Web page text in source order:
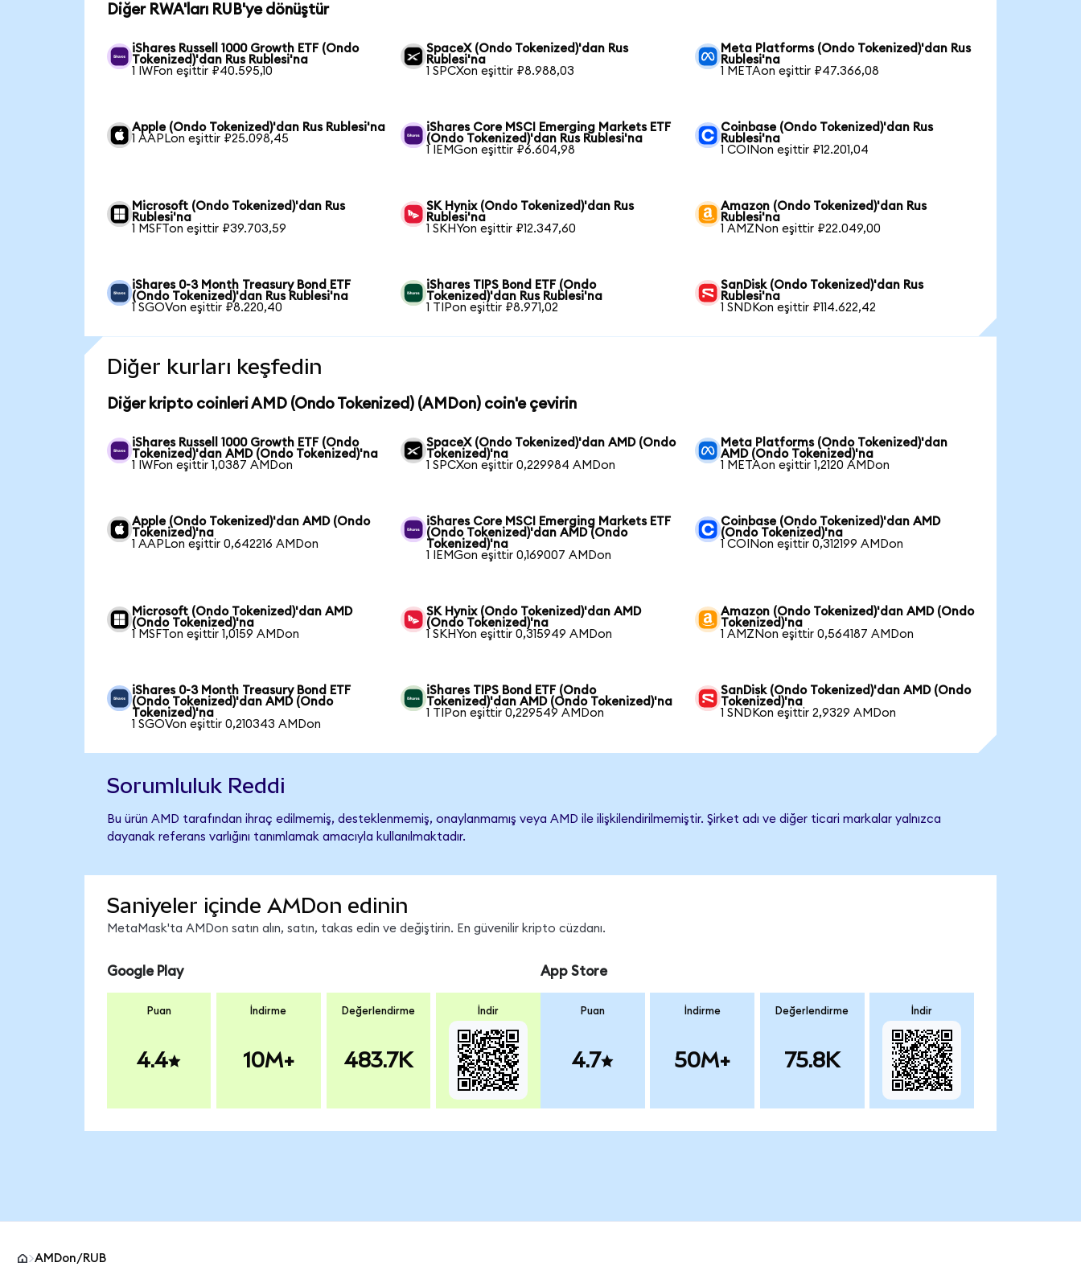
Diğer RWA'ları RUB'ye dönüştür
iShares Russell 1000 Growth ETF (Ondo
Tokenized)'dan Rus Rublesi'na
1 IWFon eşittir ₽40.595,10
SpaceX (Ondo Tokenized)'dan Rus
Rublesi'na
1 SPCXon eşittir ₽8.988,03
Meta Platforms (Ondo Tokenized)'dan Rus
Rublesi'na
1 METAon eşittir ₽47.366,08
Apple (Ondo Tokenized)'dan Rus Rublesi'na
1 AAPLon eşittir ₽25.098,45
iShares Core MSCI Emerging Markets ETF
(Ondo Tokenized)'dan Rus Rublesi'na
1 IEMGon eşittir ₽6.604,98
Coinbase (Ondo Tokenized)'dan Rus
Rublesi'na
1 COINon eşittir ₽12.201,04
Microsoft (Ondo Tokenized)'dan Rus
Rublesi'na
1 MSFTon eşittir ₽39.703,59
SK Hynix (Ondo Tokenized)'dan Rus
Rublesi'na
1 SKHYon eşittir ₽12.347,60
Amazon (Ondo Tokenized)'dan Rus
Rublesi'na
1 AMZNon eşittir ₽22.049,00
iShares 0-3 Month Treasury Bond ETF
(Ondo Tokenized)'dan Rus Rublesi'na
1 SGOVon eşittir ₽8.220,40
iShares TIPS Bond ETF (Ondo
Tokenized)'dan Rus Rublesi'na
1 TIPon eşittir ₽8.971,02
SanDisk (Ondo Tokenized)'dan Rus
Rublesi'na
1 SNDKon eşittir ₽114.622,42
Diğer kurları keşfedin
Diğer kripto coinleri AMD (Ondo Tokenized) (AMDon) coin'e çevirin
iShares Russell 1000 Growth ETF (Ondo
Tokenized)'dan AMD (Ondo Tokenized)'na
1 IWFon eşittir 1,0387 AMDon
SpaceX (Ondo Tokenized)'dan AMD (Ondo
Tokenized)'na
1 SPCXon eşittir 0,229984 AMDon
Meta Platforms (Ondo Tokenized)'dan
AMD (Ondo Tokenized)'na
1 METAon eşittir 1,2120 AMDon
Apple (Ondo Tokenized)'dan AMD (Ondo
Tokenized)'na
1 AAPLon eşittir 0,642216 AMDon
iShares Core MSCI Emerging Markets ETF
(Ondo Tokenized)'dan AMD (Ondo
Tokenized)'na
1 IEMGon eşittir 0,169007 AMDon
Coinbase (Ondo Tokenized)'dan AMD
(Ondo Tokenized)'na
1 COINon eşittir 0,312199 AMDon
Microsoft (Ondo Tokenized)'dan AMD
(Ondo Tokenized)'na
1 MSFTon eşittir 1,0159 AMDon
SK Hynix (Ondo Tokenized)'dan AMD
(Ondo Tokenized)'na
1 SKHYon eşittir 0,315949 AMDon
Amazon (Ondo Tokenized)'dan AMD (Ondo
Tokenized)'na
1 AMZNon eşittir 0,564187 AMDon
iShares 0-3 Month Treasury Bond ETF
(Ondo Tokenized)'dan AMD (Ondo
Tokenized)'na
1 SGOVon eşittir 0,210343 AMDon
iShares TIPS Bond ETF (Ondo
Tokenized)'dan AMD (Ondo Tokenized)'na
1 TIPon eşittir 0,229549 AMDon
SanDisk (Ondo Tokenized)'dan AMD (Ondo
Tokenized)'na
1 SNDKon eşittir 2,9329 AMDon
Sorumluluk Reddi
Bu ürün AMD tarafından ihraç edilmemiş, desteklenmemiş, onaylanmamış veya AMD ile ilişkilendirilmemiştir. Şirket adı ve diğer ticari markalar yalnızca
dayanak referans varlığını tanımlamak amacıyla kullanılmaktadır.
Saniyeler içinde AMDon edinin
MetaMask'ta AMDon satın alın, satın, takas edin ve değiştirin. En güvenilir kripto cüzdanı.
Google Play
Puan
4.4
İndirme
10M+
Değerlendirme
483.7K
İndir
App Store
Puan
4.7
İndirme
50M+
Değerlendirme
75.8K
İndir
AMDon/RUB